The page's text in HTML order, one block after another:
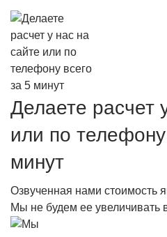
Делаете расчет
или по телефону
минут
Озвученная нами стоимость
Мы не будем ее увеличивать